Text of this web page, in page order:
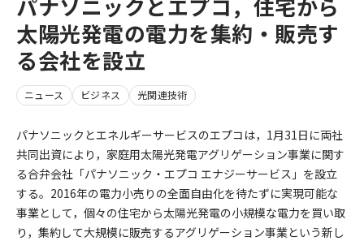
パナソニックとエプコ，住宅から
太陽光発電の電力を集約・販売す
る会社を設立
ニュース ビジネス 光関連技術
パナソニックとエネルギーサービスのエプコは，1月31日に両社
共同出資により，家庭用太陽光発電アグリゲーション事業に関す
る合弁会社「パナソニック・エプコ エナジーサービス」を設立
する。2016年の電力小売りの全面自由化を待たずに実現可能な
事業として，個々の住宅から太陽光発電の小規模な電力を買い取
り，集約して大規模に販売するアグリゲーション事業という新し